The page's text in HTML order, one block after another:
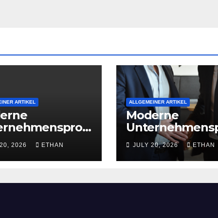
ARTIKEL
für nachhaltige
2026 ETHAN
ALLGEMEINER ARTIKEL
Moderne
esse für
g
JULY 20, 2026 ETHAN